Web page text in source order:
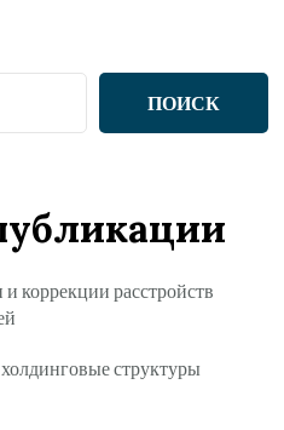
ПОИСК
коррекции расстройств
структуры